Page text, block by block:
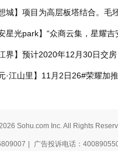
城】项目为高层板塔结合。毛
星光park】“众商云集，星耀吉
江界】预计2020年12月30日交房
·江山里】11月2日26#荣耀加推
Sohu.com Inc. All Rights
广告投诉电话：